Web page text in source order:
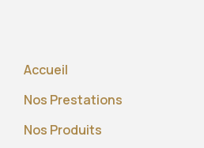
Accueil
Nos Prestations
Nos Produits